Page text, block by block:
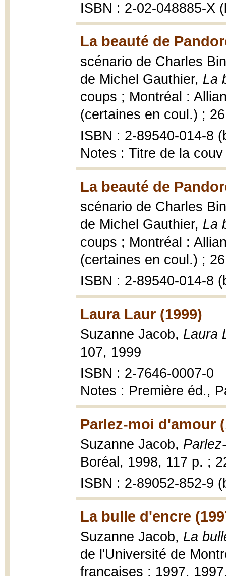
ISBN : 2-02-048885-X
La beauté de
scénario de Charles
de Michel Gauthier, La
coups ; Montréal :
(certaines en coul.) ;
ISBN : 2-89540-014-8
Notes : Titre de la couv
La beauté de
scénario de Charles
de Michel Gauthier, La
coups ; Montréal :
(certaines en coul.) ;
ISBN : 2-89540-014-8
Laura Laur (1999)
Suzanne Jacob, Laura
107, 1999
ISBN : 2-7646-0007-0
Notes : Première éd.,
Parlez-moi d'amour
Suzanne Jacob,
Boréal, 1998, 117 p. ;
ISBN : 2-89052-852-9
La bulle d'encre
Suzanne Jacob, La
de l'Université de
françaises ; 1997,